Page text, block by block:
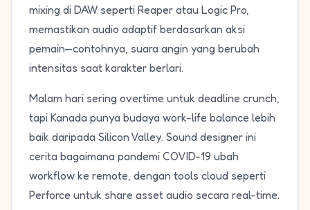
mixing di DAW seperti Reaper atau Logic Pro,
memastikan audio adaptif berdasarkan aksi
pemain—contohnya, suara angin yang berubah
intensitas saat karakter berlari.
Malam hari sering overtime untuk deadline crunch,
tapi Kanada punya budaya work-life balance lebih
baik daripada Silicon Valley. Sound designer ini
cerita bagaimana pandemi COVID-19 ubah
workflow ke remote, dengan tools cloud seperti
Perforce untuk share asset audio secara real-time.